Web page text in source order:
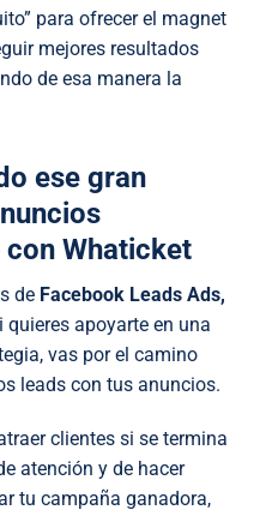
para ofrecer el magnet
mejores resultados
de esa manera la
ese gran
Whaticket
de Facebook Leads Ads,
quieres apoyarte en una
vas por el camino
leads con tus anuncios.
clientes si se termina
atención y de hacer
tu campaña ganadora,